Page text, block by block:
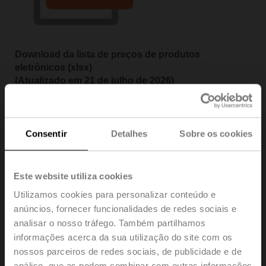
Consentir Detalhes Sobre os cookies
Este website utiliza cookies
Utilizamos cookies para personalizar conteúdo e
anúncios, fornecer funcionalidades de redes sociais e
analisar o nosso tráfego. Também partilhamos
informações acerca da sua utilização do site com os
nossos parceiros de redes sociais, de publicidade e de
Download da lista de preços de produtos
eletrônicos (xlsx)
(Atualizado em 21 de julho de 2026)
(Preços em vigor a partir de 1º de janeiro de 2026)